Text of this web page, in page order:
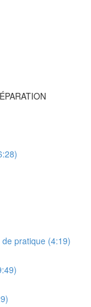
pratique (4:19)